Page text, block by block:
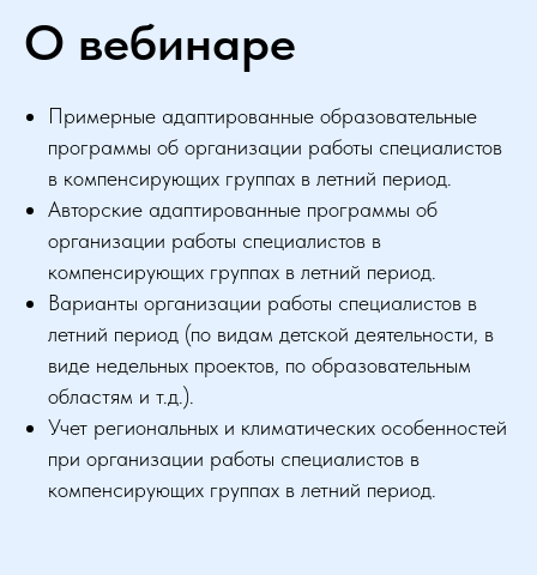
О вебинаре
Примерные адаптированные образовательные
программы об организации работы специалистов
в компенсирующих группах в летний период.
Авторские адаптированные программы об
организации работы специалистов в
компенсирующих группах в летний период.
Варианты организации работы специалистов в
летний период (по видам детской деятельности, в
виде недельных проектов, по образовательным
областям и т.д.).
Учет региональных и климатических особенностей
при организации работы специалистов в
компенсирующих группах в летний период.